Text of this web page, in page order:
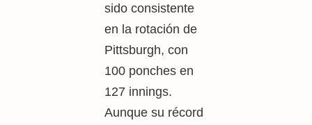
sido consistente
en la rotación de
Pittsburgh, con
100 ponches en
127 innings.
Aunque su récord